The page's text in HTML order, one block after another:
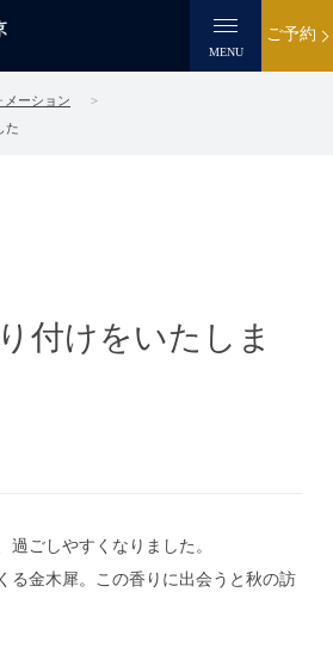
MENU
ご予約
メーション
た
付けをいたしま
過ごしやすくなりました。
る金木犀。この香りに出会うと秋の訪